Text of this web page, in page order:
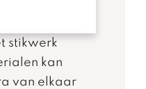
stikwerk
kan
van elkaar